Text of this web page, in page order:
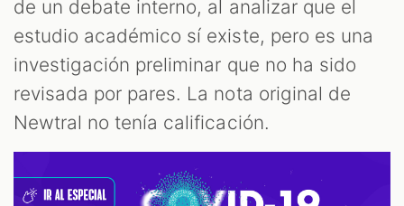
de un debate interno, al analizar que el
estudio académico sí existe, pero es una
investigación preliminar que no ha sido
revisada por pares. La nota original de
Newtral no tenía calificación.